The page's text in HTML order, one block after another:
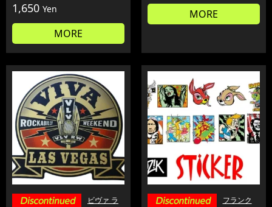
1,650 Yen
MORE
MORE
ビヴァ ラ
フランク